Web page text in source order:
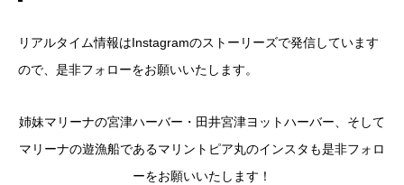
リアルタイム情報はInstagramのストーリーズで発信しています
ので、是非フォローをお願いいたします。
姉妹マリーナの宮津ハーバー・田井宮津ヨットハーバー、そして
マリーナの遊漁船であるマリントピア丸のインスタも是非フォロ
ーをお願いいたします！